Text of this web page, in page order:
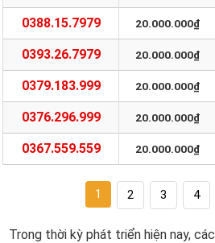
0388.15.7979 20.000.000₫
0393.26.7979 20.000.000₫
0379.183.999 20.000.000₫
0376.296.999 20.000.000₫
0367.559.559 20.000.000₫
1 2 3 4
Trong thời kỳ phát triển hiện nay,